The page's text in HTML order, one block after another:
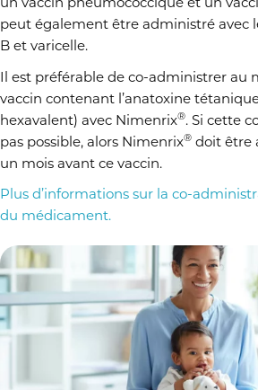
peut également être administré avec
B et varicelle.
Il est préférable de co-administrer au
vaccin contenant l’anatoxine
hexavalent) avec Nimenrix®. Si cette
pas possible, alors Nimenrix® doit être
un mois avant ce vaccin.
Plus d’informations sur la co-
du médicament.